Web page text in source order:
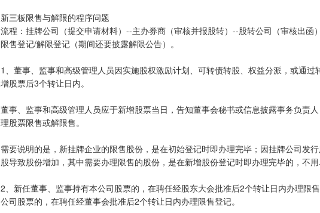
新三板限售与解限的程序问题
流程：挂牌公司（提交申请材料）--主办券商（审核并报股转）--股转公司（审核出函
限售登记/解限登记（期间还要披露解限公告）。
1、董事、监事和高级管理人员因实施股权激励计划、可转债转股、权益分派，或通
增股票后3个转让日内。
董事、监事和高级管理人员应于新增股票当日，告知董事会秘书或信息披露事务负责
理股票限售或解限售。
需要说明的是，新挂牌企业的限售股份，是在初始登记时即办理完毕；因挂牌公司发
股导致股份增加，其中需要办理限售的股份，是在新增股份登记时即办理完毕的，不用
2、新任董事、监事持有本公司股票的，在聘任经股东大会批准后2个转让日内办理限
公司股票的，在聘任经董事会批准后2个转让日内办理限售登记。